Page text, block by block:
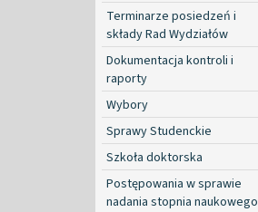
Terminarze posiedzeń i
składy Rad Wydziałów
Dokumentacja kontroli i
raporty
Wybory
Sprawy Studenckie
Szkoła doktorska
Postępowania w sprawie
nadania stopnia naukowego